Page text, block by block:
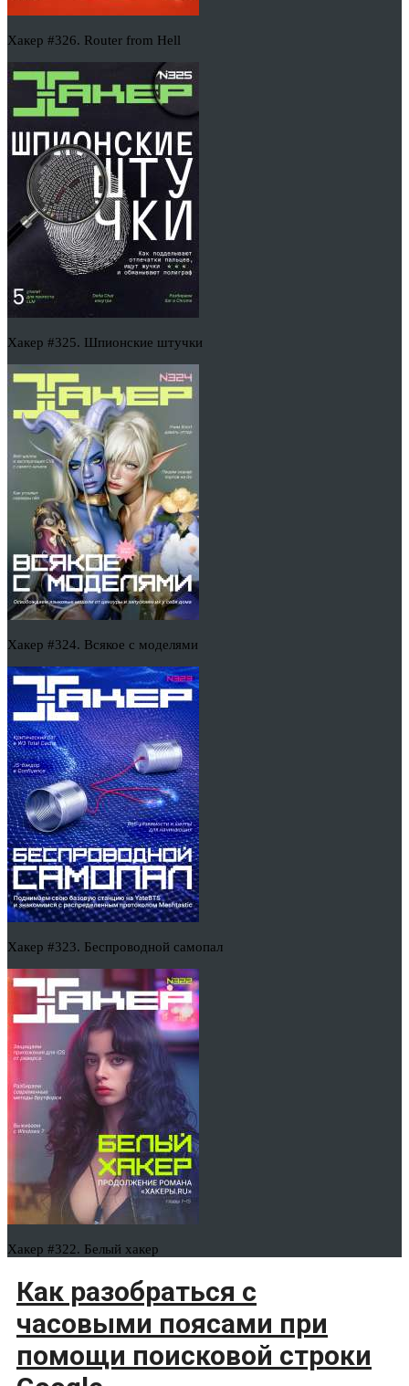
Хакер #326. Router from Hell
Хакер #325. Шпионские штучки
Хакер #324. Всякое с моделями
Хакер #323. Беспроводной самопал
Хакер #322. Белый хакер
Как разобраться с
часовыми поясами при
помощи поисковой строки